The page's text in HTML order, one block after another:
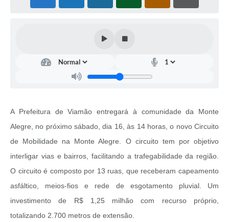
A Prefeitura de Viamão entregará à comunidade da Monte
Alegre, no próximo sábado, dia 16, às 14 horas, o novo Circuito
de Mobilidade na Monte Alegre. O circuito tem por objetivo
interligar vias e bairros, facilitando a trafegabilidade da região.
O circuito é composto por 13 ruas, que receberam capeamento
asfáltico, meios-fios e rede de esgotamento pluvial. Um
investimento de R$ 1,25 milhão com recurso próprio,
totalizando 2.700 metros de extensão.